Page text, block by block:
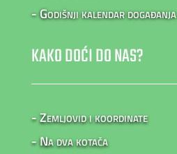
- Godišnji kalendar događanja
KAKO DOĆI DO NAS?
- Zemljovid i koordinate
- Na dva kotača